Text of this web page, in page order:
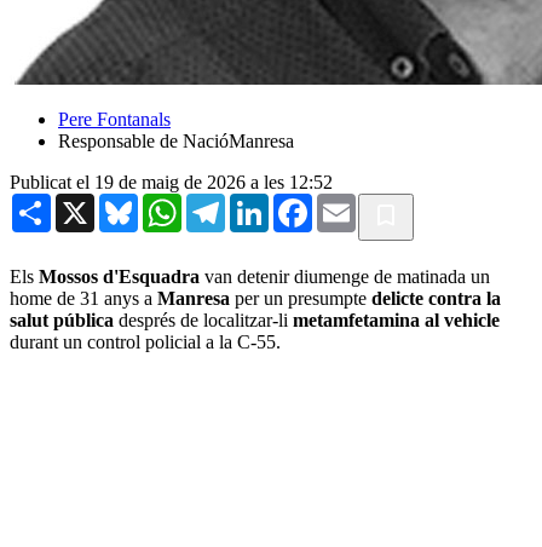
Pere Fontanals
Responsable de NacióManresa
Publicat el 19 de maig de 2026 a les 12:52
Share X BlueskyWhatsAppTelegramLinkedInFacebook
Email
Els Mossos d'Esquadra van detenir diumenge de matinada un
home de 31 anys a Manresa per un presumpte delicte contra la
salut pública després de localitzar-li metamfetamina al vehicle
durant un control policial a la C-55.